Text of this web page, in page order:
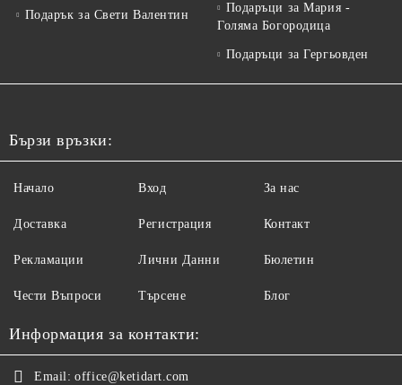
Подарък за Свети Валентин
Подаръци за Мария -
Голяма Богородица
Подаръци за Гергьовден
Бързи връзки:
Начало
Доставка
Рекламации
Чести Въпроси
Вход
Регистрация
Лични Данни
Търсене
За нас
Контакт
Бюлетин
Блог
Информация за контакти:
Email: office@ketidart.com